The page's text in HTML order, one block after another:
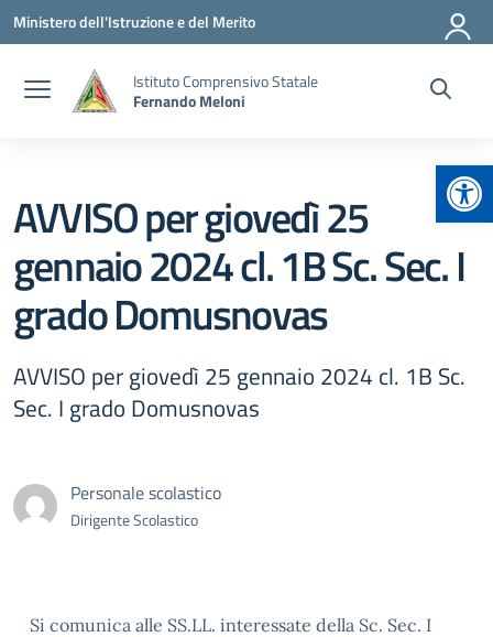
Vai ai contenuti
Vai al menu di navigazione
Vai al footer
Ministero dell'Istruzione e del Merito
Istituto Comprensivo Statale
Fernando Meloni
AVVISO per giovedì 25
gennaio 2024 cl. 1B Sc. Sec. I
grado Domusnovas
AVVISO per giovedì 25 gennaio 2024 cl. 1B Sc.
Sec. I grado Domusnovas
Personale scolastico
Dirigente Scolastico
Si comunica alle SS.LL. interessate della Sc. Sec. I